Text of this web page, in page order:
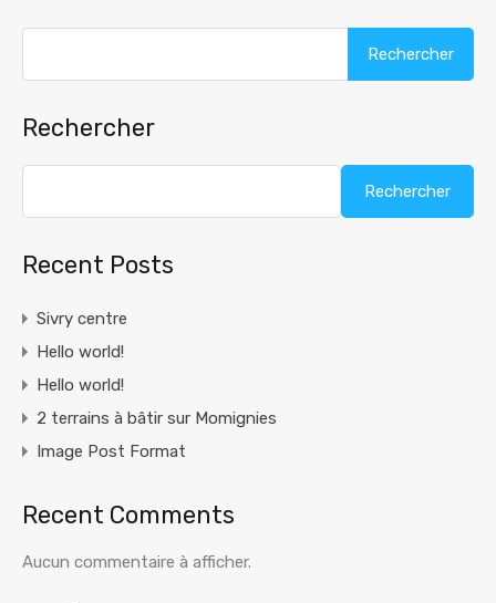
Rechercher
Rechercher
Recent Posts
Sivry centre
Hello world!
Hello world!
2 terrains à bâtir sur Momignies
Image Post Format
Recent Comments
Aucun commentaire à afficher.